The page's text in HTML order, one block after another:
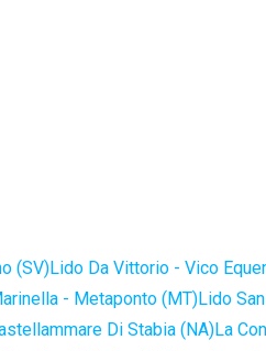
(SV)Lido Da Vittorio - Vico
- Metaponto (MT)Lido
Di Stabia (NA)La